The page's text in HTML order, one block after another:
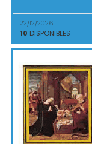
22/12/2026
10 DISPONIBLES